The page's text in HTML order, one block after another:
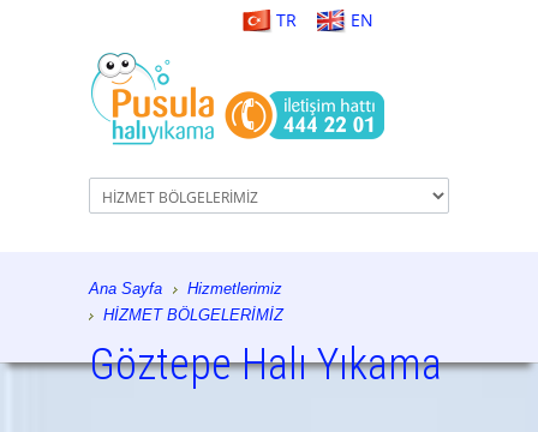
TR EN
Ana Sayfa
Hizmetlerimiz
HİZMET BÖLGELERİMİZ
Göztepe Halı Yıkama